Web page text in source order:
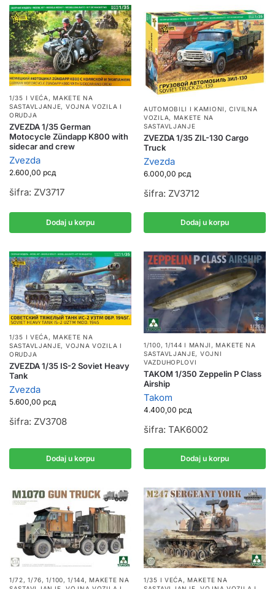
1/35 I VEĆA ,MAKETE NA
SASTAVLJANJE, VOJNA VOZILA I
ORUDJA
ZVEZDA 1/35 German
Motocycle Zündapp K800 with
sidecar and crew
Zvezda
2.600,00 рсд
šifra: ZV3717
Dodaj u korpu
AUTOMOBILI I KAMIONI ,CIVILNA
VOZILA, MAKETE NA
SASTAVLJANJE
ZVEZDA 1/35 ZIL-130 Cargo
Truck
Zvezda
6.000,00 рсд
šifra: ZV3712
Dodaj u korpu
1/35 I VEĆA ,MAKETE NA
SASTAVLJANJE, VOJNA VOZILA I
ORUDJA
ZVEZDA 1/35 IS-2 Soviet Heavy
Tank
Zvezda
5.600,00 рсд
šifra: ZV3708
Dodaj u korpu
1/100, 1/144 I MANJI ,MAKETE NA
SASTAVLJANJE, VOJNI
VAZDUHOPLOVI
TAKOM 1/350 Zeppelin P Class
Airship
Takom
4.400,00 рсд
šifra: TAK6002
Dodaj u korpu
1/72, 1/76, 1/100, 1/144,MAKETE NA
1/35 I VEĆA ,MAKETE NA